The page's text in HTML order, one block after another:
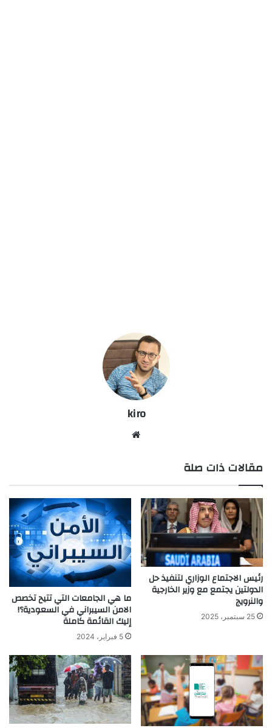
kiro
مقالات ذات صلة
رئيس الاجتماع الوزاري لتنفيذ حل
الدولتين يجتمع مع وزير الخارجية
والنرويج
25 سبتمبر، 2025
ما هي الجامعات التي تتيح تخصص
الامن السيبراني في السعودية؟!
إليك القائمة كاملة
5 فبراير، 2024